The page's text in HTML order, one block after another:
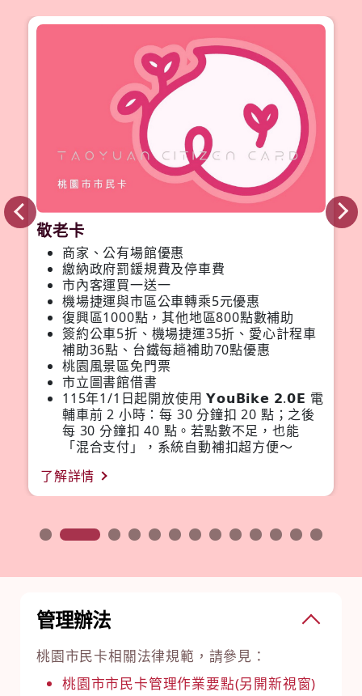
敬老卡
商家、公有場館優惠
繳納政府罰鍰規費及停車費
市內客運買一送一
機場捷運與市區公車轉乘5元優惠
復興區1000點，其他地區800點數補助
簽約公車5折、機場捷運35折、愛心計程車
補助36點、台鐵每趟補助70點優惠
桃園風景區免門票
市立圖書館借書
115年1/1日起開放使用 𝗬𝗼𝘂𝗕𝗶𝗸𝗲 𝟮.𝟬𝗘 電
輔車前 2 小時：每 30 分鐘扣 20 點；之後
每 30 分鐘扣 40 點。若點數不足，也能
「混合支付」，系統自動補扣超方便～
了解詳情
1 2 3 4 5 6 7 8 9 10 11 12 13
管理辦法
桃園市民卡相關法律規範，請參見：
桃園市市民卡管理作業要點(另開新視窗)